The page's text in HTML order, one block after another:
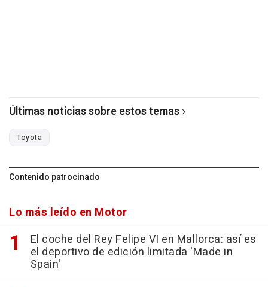
Últimas noticias sobre estos temas
Toyota
Contenido patrocinado
Lo más leído en Motor
El coche del Rey Felipe VI en Mallorca: así es
el deportivo de edición limitada 'Made in
Spain'